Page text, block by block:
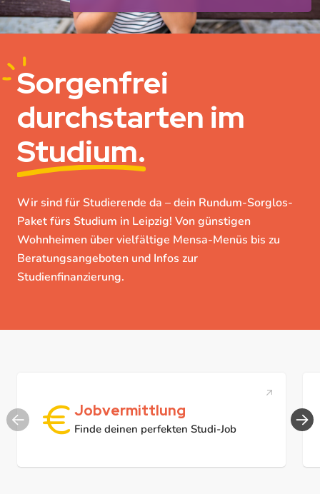
Sorgenfrei
durchstarten im
Studium.
Wir sind für Studierende da – dein Rundum-Sorglos-
Paket fürs Studium in Leipzig! Von günstigen
Wohnheimen über vielfältige Mensa-Menüs bis zu
Beratungsangeboten und Infos zur
Studienfinanzierung.
Jobvermittlung
Finde deinen perfekten Studi-Job